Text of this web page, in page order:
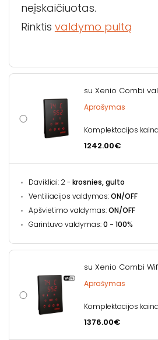
neįskaičiuotas.
Rinktis valdymo pultą
su Xenio Combi
Aprašymas
Komplektacijos
1242.00€
Davikliai: 2 - krosnies, gulto
Ventiliacijos valdymas:ON/OFF
Apšvietimo valdymas:ON/OFF
Garintuvo valdymas:0 - 100%
su Xenio Combi
Aprašymas
Komplektacijos
1376.00€